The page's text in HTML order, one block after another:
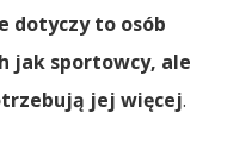
dotyczy to osób
jak sportowcy, ale
jej więcej.